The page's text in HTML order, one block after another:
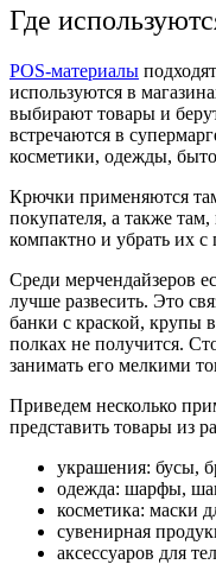
Где
POS-материалы
используются в
выбирают товары и
встречаются в
косметики, одежды,
Крючки применяются
покупателя, а также
компактно и убрать их с
Среди мерчендайзеров
лучше развесить. Это
банки с краской, крупы
полках не получится.
занимать его мелкими
Приведем несколько
представить товары из
украшения: бусы,
одежда: шарфы,
косметика: маски
сувенирная
аксессуаров для